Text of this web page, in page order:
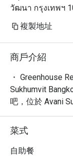
วัฒนา กรุงเทพฯ
複製地址
商戶介紹
・ Greenhouse
Sukhumvit
吧，位於 Avani
您可飽覽迷人的
・ 在
到精選的國際美
餐、浪漫晚餐，
菜式
自助餐